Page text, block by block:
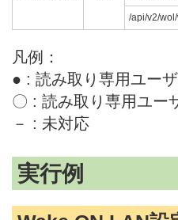
/api/v2/
凡例：
● : 読み取り専用ユー
〇 : 読み取り専用ユー
－ : 未対応
実行例